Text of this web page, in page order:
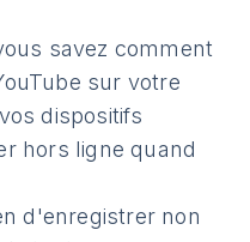
savez comment
sur votre
dispositifs
hors ligne quand
d'enregistrer non